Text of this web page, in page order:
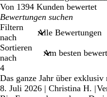
Von 1394 Kunden bewertet
Meine
Sucheingaben
Filtern
nach
Sortieren
nach
4
Das ganze Jahr über
8. Juli 2026 | Christina H. |